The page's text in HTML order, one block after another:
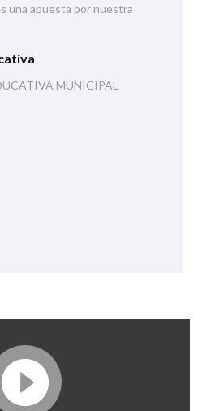
una apuesta por nuestra
MUNICIPAL